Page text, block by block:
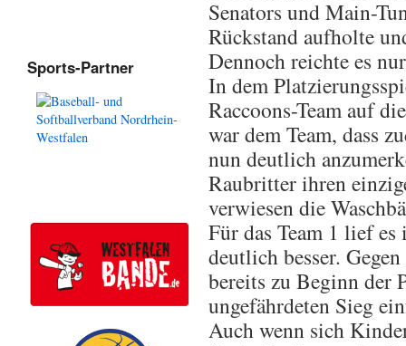
Senators und Main-
Rückstand aufholte
Dennoch reichte es
In dem
Raccoons-Team auf
war dem Team, dass
nun deutlich
Raubritter ihren
verwiesen die
Für das Team 1 lief
deutlich besser.
bereits zu Beginn der
ungefährdeten Sieg
Auch wenn sich
Sports-Partner